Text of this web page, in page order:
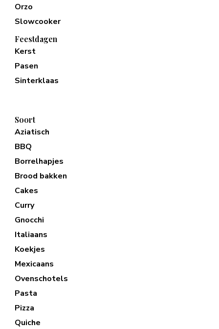
Orzo
Slowcooker
Feestdagen
Kerst
Pasen
Sinterklaas
Soort
Aziatisch
BBQ
Borrelhapjes
Brood bakken
Cakes
Curry
Gnocchi
Italiaans
Koekjes
Mexicaans
Ovenschotels
Pasta
Pizza
Quiche